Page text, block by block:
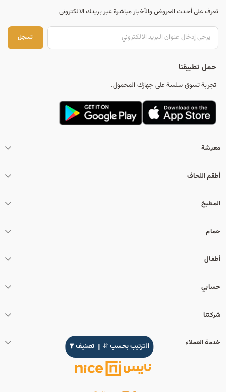
الترتيب بحسب تصنيف
تعرف على أحدث العروض والأخبار مباشرة عبر بريدك الالكتروني
تسجل
حمل تطبيقنا
تجربة تسوق سلسة على جهازك المحمول.
معيشة
أطقم اللحاف
المطبخ
حمام
أطفال
حسابي
شركتنا
خدمة العملاء